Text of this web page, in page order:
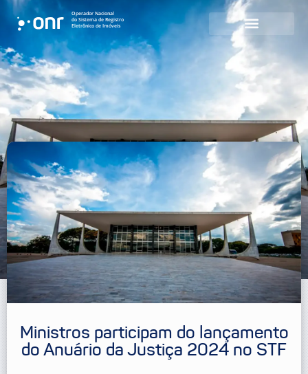
Operador Nacional
do Sistema de Registro
Eletrônico de Imóveis
Ministros participam do lançamento
do Anuário da Justiça 2024 no STF